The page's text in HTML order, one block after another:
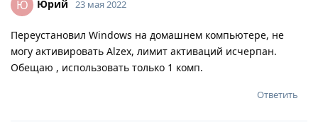
Ю Юрий 23 мая 2022
Переустановил Windows на домашнем компьютере, не
могу активировать Alzex, лимит активаций исчерпан.
Обещаю , использовать только 1 комп.
Ответить